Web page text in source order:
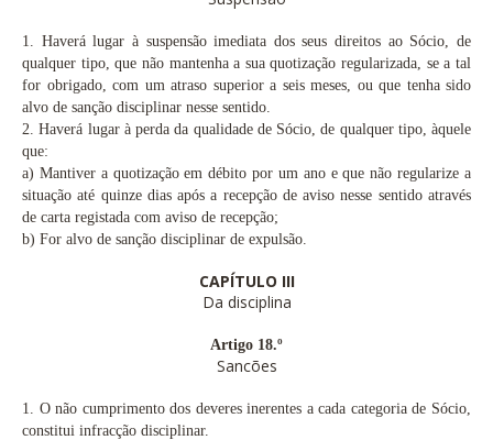
1. Haverá lugar à suspensão imediata dos seus direitos ao Sócio, de
qualquer tipo, que não mantenha a sua quotização regularizada, se a tal
for obrigado, com um atraso superior a seis meses, ou que tenha sido
alvo de sanção disciplinar nesse sentido.
2.
Haverá lugar à perda da qualidade de Sócio, de qualquer tipo, àquele
que:
a) Mantiver a quotização em débito por um ano e que não regularize a
situação até quinze dias após a recepção de aviso nesse sentido através
de carta registada com aviso de recepção;
b) For alvo de sanção disciplinar de expulsão.
CAPÍTULO III
Da disciplina
Artigo 18.º
Sancões
1.
O não cumprimento dos deveres inerentes a cada categoria de Sócio,
constitui infracção disciplinar.